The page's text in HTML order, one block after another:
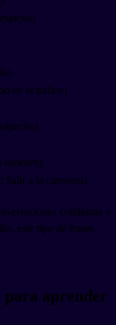
en el tráfico)
órdenes)
Salir a la carretera)
cotidianas y
este tipo de frases
para aprender